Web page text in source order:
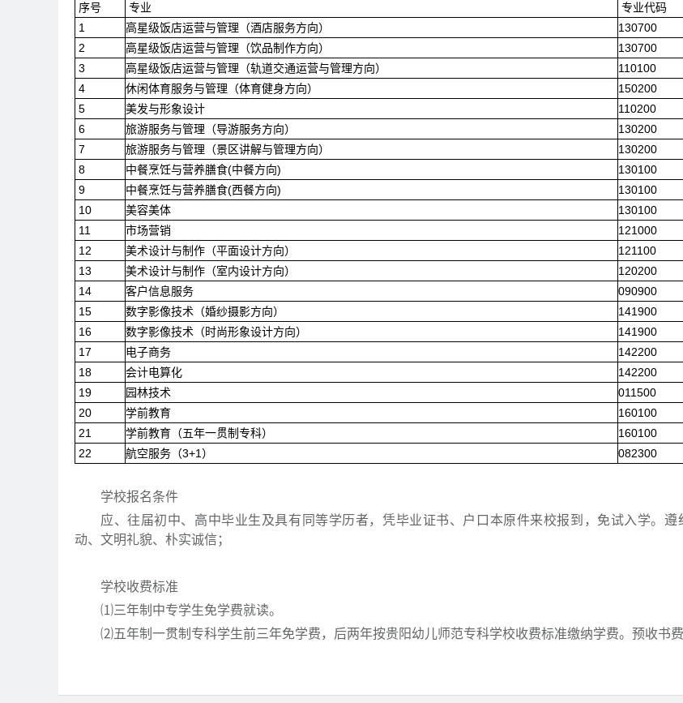
序号 专业 专业代码
1
高星级饭店运营与管理（酒店服务方向） 130700
2
高星级饭店运营与管理（饮品制作方向） 130700
3
高星级饭店运营与管理（轨道交通运营与管理方向） 110100
4
休闲体育服务与管理（体育健身方向） 150200
5
美发与形象设计 110200
6
旅游服务与管理（导游服务方向） 130200
7
旅游服务与管理（景区讲解与管理方向） 130200
8
中餐烹饪与营养膳食(中餐方向) 130100
9
中餐烹饪与营养膳食(西餐方向) 130100
10
美容美体 130100
11
市场营销 121000
12
美术设计与制作（平面设计方向） 121100
13
美术设计与制作（室内设计方向） 120200
14
客户信息服务 090900
15
数字影像技术（婚纱摄影方向） 141900
16
数字影像技术（时尚形象设计方向） 141900
17
电子商务 142200
18
会计电算化 142200
19
园林技术 011500
20
学前教育 160100
21
学前教育（五年一贯制专科） 160100
22
航空服务（3+1） 082300
学校报名条件
应、往届初中、高中毕业生及具有同等学历者，凭毕业证书、户口本原件来校报到，免试入学。遵
动、文明礼貌、朴实诚信；
学校收费标准
⑴三年制中专学生免学费就读。
⑵五年制一贯制专科学生前三年免学费，后两年按贵阳幼儿师范专科学校收费标准缴纳学费。预收书费